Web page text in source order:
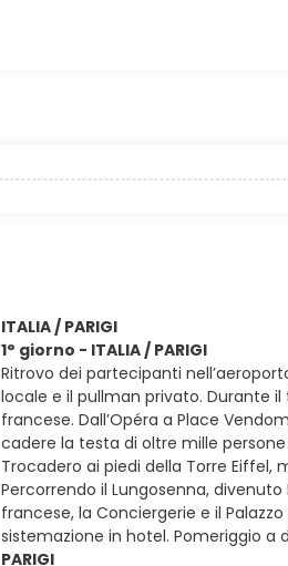
ITALIA / PARIGI
1° giorno - ITALIA / PARIGI
Ritrovo dei partecipanti
locale e il pullman privato. Durante
francese. Dall’Opéra a Place
cadere la testa di oltre mille persone
Trocadero ai piedi della Torre Eiffel,
Percorrendo il Lungosenna,
francese, la Conciergerie e il
sistemazione in hotel. Pomeriggio
PARIGI